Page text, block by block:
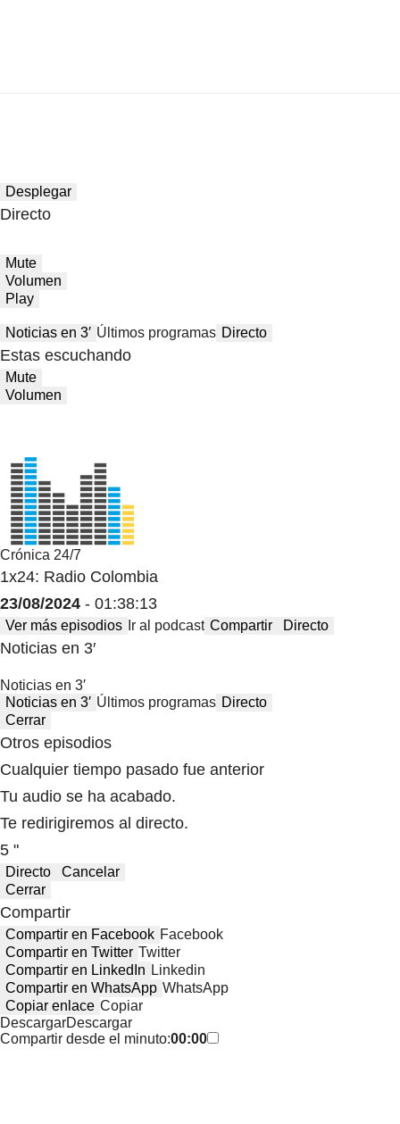
Desplegar
Directo
Mute
Volumen
Play
Noticias en 3′ Últimos programas Directo
Estas escuchando
Mute
Volumen
Crónica 24/7
1x24: Radio Colombia
23/08/2024 - 01:38:13
Ver más episodios Ir al podcast Compartir Directo
Noticias en 3′
Noticias en 3′
Noticias en 3′ Últimos programas Directo
Cerrar
Otros episodios
Cualquier tiempo pasado fue anterior
Tu audio se ha acabado.
Te redirigiremos al directo.
5 "
Directo
Cancelar
Cerrar
Compartir
Compartir en Facebook Facebook
Compartir en Twitter Twitter
Compartir en LinkedIn Linkedin
Compartir en WhatsApp WhatsApp
Copiar enlace Copiar
DescargarDescargar
Compartir desde el minuto:00:00